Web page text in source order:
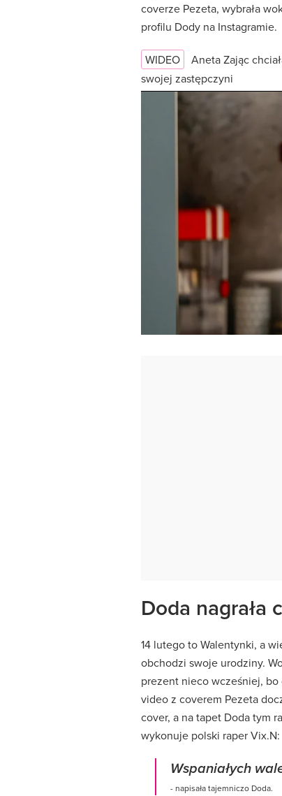
coverze Pezeta, wybrała
profilu Dody na Instagramie.
WIDEO
Aneta Zając
swojej zastępczyni
Doda nagrała
14 lutego to Walentynki, a
obchodzi swoje urodziny.
prezent nieco wcześniej, bo
video z coverem Pezeta
cover, a na tapet Doda tym
wykonuje polski raper Vix.N:
Wspaniałych
- napisała tajemniczo Doda.